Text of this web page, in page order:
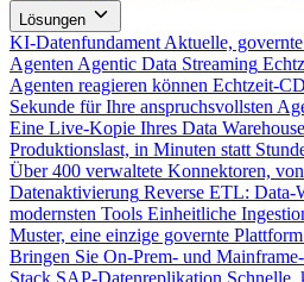
Lösungen
KI-Datenfundament Aktuelle,
Agenten Agentic Data Streaming
Agenten reagieren können Echtzeit-
Sekunde für Ihre anspruchsvollsten
Eine Live-Kopie Ihres Data
Produktionslast, in Minuten statt
Über 400 verwaltete Konnektoren,
Datenaktivierung Reverse ETL: Data-
modernsten Tools Einheitliche
Muster, eine einzige governte Plattform
Bringen Sie On-Prem- und
Stack SAP-Datenreplikation Schnelle,